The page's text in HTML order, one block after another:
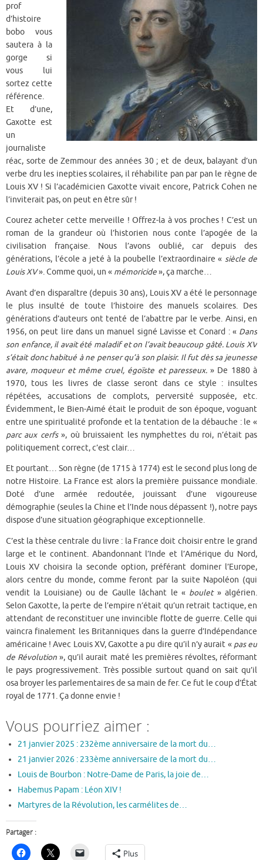
prof
d’histoire
bobo vous
sautera à la
gorge si
vous lui
sortez cette
référence.
Et d’une,
Gaxotte est
un
journaliste
réac, sorte de Zemmour des années 30 ; et de deux, balayant d’un
verbe dru les inepties scolaires, il réhabilite pan par pan le règne de
Louis XV ! Si l’académicien Gaxotte vivait encore, Patrick Cohen ne
l’inviterait pas, on peut en être sûr !
Courez acheter cette merveille ! Offrez-la à vos proches ! C’est un
roman de la grandeur où l’historien nous conte l’apogée de la
civilisation française. Nous l’avons oublié, car depuis des
générations, l’école a jeté à la poubelle l’extraordinaire « siècle de
Louis XV». Comme quoi, un « mémoricide», ça marche…
Avant d’en disparaître (depuis 30 ans), Louis XV a été le personnage
le plus insulté de toute l’histoire des manuels scolaires. Des
générations d’auteurs ont tenté de l’abattre par le verbe. Ainsi, en
1956, on peut lire dans un manuel signé Lavisse et Conard : «Dans
son enfance, il avait été maladif et on l’avait beaucoup gâté. Louis XV
s’était donc habitué à ne penser qu’à son plaisir. Il fut dès sa jeunesse
avare, moqueur et même cruel, égoïste et paresseux.» De 1880 à
1970, tous les livres de classe seront dans ce style : insultes
répétées, accusations de complots, perversité supposée, etc.
Évidemment, le Bien-Aimé était le produit de son époque, voguant
entre une spiritualité profonde et la tentation de la débauche : le «
parc aux cerfs», où bruissaient les nymphettes du roi, n’était pas
politiquement correct, c’est clair…
Et pourtant… Son règne (de 1715 à 1774) est le second plus long de
notre Histoire. La France est alors la première puissance mondiale.
Doté d’une armée redoutée, jouissant d’une vigoureuse
démographie (seules la Chine et l’Inde nous dépassent !), notre pays
dispose d’une situation géographique exceptionnelle.
C’est la thèse centrale du livre : la France doit choisir entre le grand
large et le continent. Abandonnant l’Inde et l’Amérique du Nord,
Louis XV choisira la seconde option, préférant dominer l’Europe,
alors centre du monde, comme feront par la suite Napoléon (qui
vendit la Louisiane) ou de Gaulle lâchant le « boulet» algérien.
Selon Gaxotte, la perte de l’empire n’était qu’un retrait tactique, en
attendant de reconstituer une invincible flotte de guerre. Celle qui
vaincra finalement les Britanniques dans la guerre d’Indépendance
américaine ! Avec Louis XV, Gaxotte a pu dire qu’il n’y aurait «pas eu
de Révolution », qu’il aurait maté les premières révoltes, réformant
le pays progressivement. Très possible surtout quand on sait qu’il
osa broyer les parlementaires de sa main de fer. Ce fut le coup d’État
royal de 1771. Ça donne envie !
Vous pourriez aimer :
21 janvier 2025 : 232ème anniversaire de la mort du…
21 janvier 2026 : 233ème anniversaire de la mort du…
Louis de Bourbon : Notre-Dame de Paris, la joie de…
Habemus Papam : Léon XIV !
Martyres de la Révolution, les carmélites de…
Partager :
Plus